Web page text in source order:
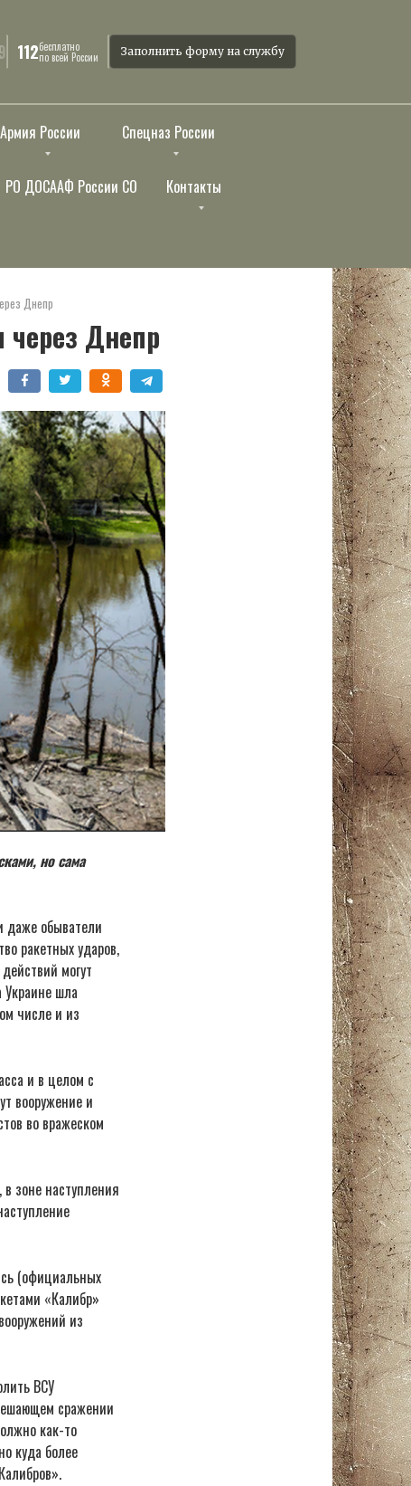
112бесплатно
по всей России Заполнить форму на службу
Армия России Спецназ России
РО ДОСААФ России СО Контакты
Днепр
через Днепр
но сама
даже обыватели
ракетных ударов,
могут
Украине шла
числе и из
и в целом с
вооружение и
во вражеском
зоне наступления
(официальных
«Калибр»
из
ВСУ
сражении
как-то
куда более